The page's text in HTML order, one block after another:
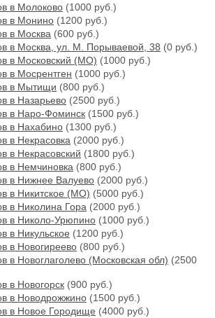
в Молоково (1000 руб.)
в Монино (1200 руб.)
в Москва (600 руб.)
в Москва, ул. М. Порываевой, 38 (0 руб.)
в Московский (МО) (1000 руб.)
в Мосрентген (1000 руб.)
в Мытищи (800 руб.)
в Назарьево (2500 руб.)
в Наро-Фоминск (1500 руб.)
в Нахабино (1300 руб.)
в Некрасовка (2000 руб.)
в Некрасовский (1800 руб.)
в Немчиновка (800 руб.)
в Нижнее Валуево (2000 руб.)
в Никитское (МО) (5000 руб.)
в Николина Гора (2000 руб.)
в Николо-Урюпино (1000 руб.)
в Никульское (1200 руб.)
в Новогиреево (800 руб.)
в Новоглаголево (Московская обл) (2500
в Новогорск (900 руб.)
в Новодрожжино (1500 руб.)
в Новое Городище (4000 руб.)